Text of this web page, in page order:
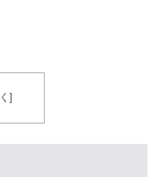
そらせるからお互いの政